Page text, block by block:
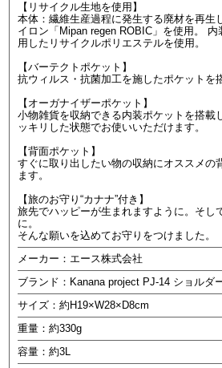
【リサイクル生地を使用】
本体：繊維生産過程に発生する廃材を再生
イロン「Mipan regen ROBIC」を使用。 内
用したリサイクルポリエステルを使用。
【バーテクトポケット】
抗ウィルス・抗菌加工を施したポケットを
【オーガナイザーポケット】
小物雑貨を収納できる内装ポケットを搭載
ッキリした状態でお使いいただけます。
【背面ポケット】
すぐに取り出したい物の収納にオススメの
ます。
【旅のお守り“カナナ”付き】
旅先でハッピーが生まれますように。そし
に。
そんな願いを込めてお守りをつけました。
メーカー：エース株式会社
ブランド：Kanana project PJ-14 ショルダ
サイズ：約H19×W28×D8cm
重量：約330g
容量：約3L